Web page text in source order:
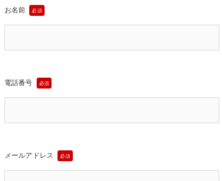
お名前 必須
電話番号 必須
メールアドレス 必須